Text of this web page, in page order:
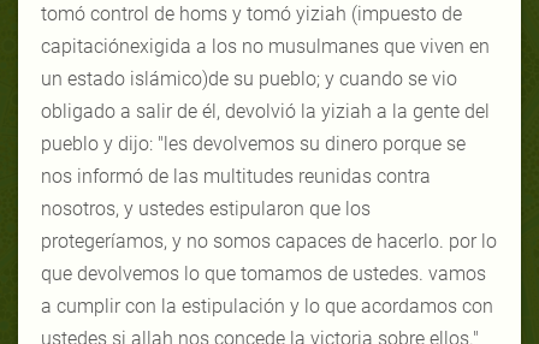
tomó control de homs y tomó yiziah (impuesto de
capitaciónexigida a los no musulmanes que viven en
un estado islámico)de su pueblo; y cuando se vio
obligado a salir de él, devolvió la yiziah a la gente del
pueblo y dijo: "les devolvemos su dinero porque se
nos informó de las multitudes reunidas contra
nosotros, y ustedes estipularon que los
protegeríamos, y no somos capaces de hacerlo. por lo
que devolvemos lo que tomamos de ustedes. vamos
a cumplir con la estipulación y lo que acordamos con
ustedes si allah nos concede la victoria sobre ellos."